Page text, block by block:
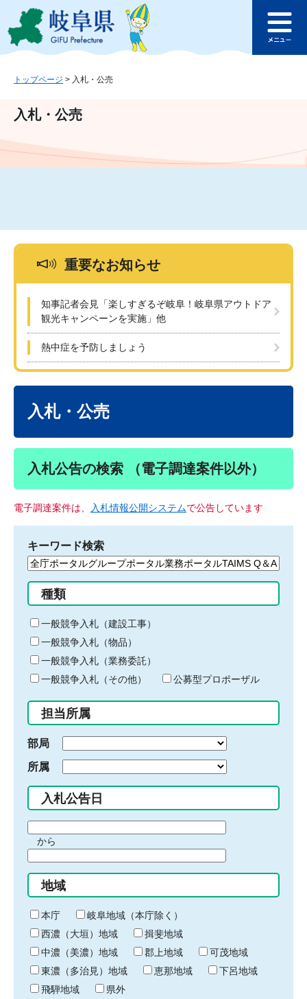
ジ
ュ
文
このページの本文へ
ュ
トップページ > 入札・公売
入札・公売
重要なお知らせ
知事記者会見「楽しすぎるぞ岐阜！岐阜県アウトドア
観光キャンペーンを実施」他
熱中症を予防しましょう
入札・公売
入札公告の検索 （電子調達案件以外）
電子調達案件は、 入札情報公開システムで公告しています
キーワード検索
検
る
キ
ー
ワ
ー
ド
入
力
種類
一般競争入札（建設工事）
一般競争入札（物品）
一般競争入札（業務委託）
一般競争入札（その他）
公募型プロポーザル
担当所属
部局
所属
入札公告日
間
始
り
から
間
終
わ
り
地域
本庁
岐阜地域（本庁除く）
西濃（大垣）地域
揖斐地域
中濃（美濃）地域
郡上地域
可茂地域
東濃（多治見）地域
恵那地域
下呂地域
飛騨地域
県外